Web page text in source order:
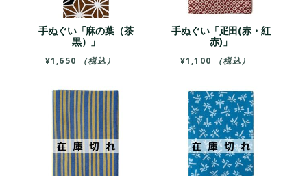
手ぬぐい「麻の葉（茶
黒）」
¥1,650 （税込）
手ぬぐい「疋田(赤・紅
赤)」
¥1,100 （税込）